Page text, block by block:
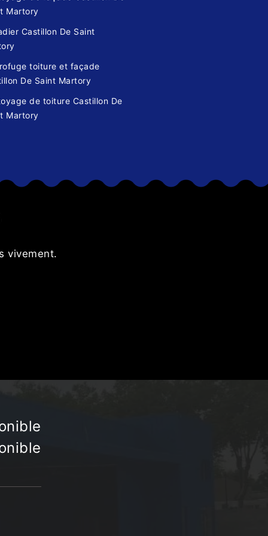
Martory
Castillon De Saint
toiture et façade
De Saint Martory
de toiture Castillon De
Martory
vivement.